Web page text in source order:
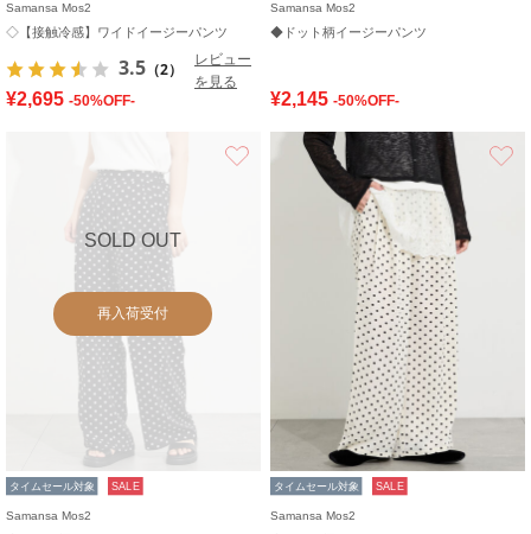
Samansa Mos2
◇【接触冷感】ワイドイージーパンツ
3.5 （2）
レビュー
を見る
¥2,695 -50%OFF-
Samansa Mos2
◆ドット柄イージーパンツ
¥2,145 -50%OFF-
SOLD OUT
再入荷受付
お気に入り
タイムセール対象 SALE
Samansa Mos2
タイムセール対象 SALE
Samansa Mos2